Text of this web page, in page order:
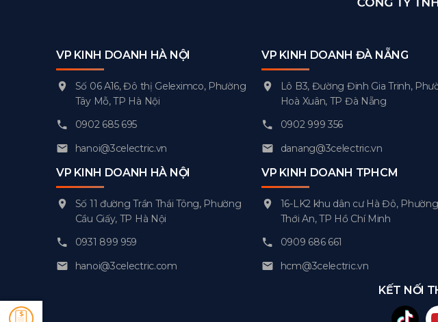
VP KINH DOANH HÀ NỘI
Số 06 A16, Đô thị Geleximco, Phường
Tây Mỗ, TP Hà Nội
0902 685 695
hanoi@3celectric.vn
VP KINH DOANH HÀ NỘI
Số 11 đường Trần Thái Tông, Phường
Cầu Giấy, TP Hà Nội
0931 899 959
hanoi@3celectric.com
VP KINH DOANH ĐÀ NẴNG
Lô B3, Đường Đinh Gia Trinh,
Hoà Xuân, TP Đà Nẵng
0902 999 356
danang@3celectric.vn
VP KINH DOANH TPHCM
16-LK2 khu dân cư Hà Đô, Phường
Thới An, TP Hồ Chí Minh
0909 686 661
hcm@3celectric.vn
KẾT NỐI